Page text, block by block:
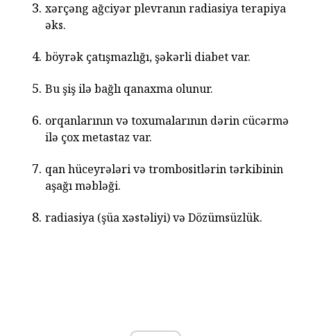
xərçəng ağciyər plevranın radiasiya terapiya
əks.
böyrək çatışmazlığı, şəkərli diabet var.
Bu şiş ilə bağlı qanaxma olunur.
orqanlarının və toxumalarının dərin cücərmə
ilə çox metastaz var.
qan hüceyrələri və trombositlərin tərkibinin
aşağı məbləği.
radiasiya (şüa xəstəliyi) və Dözümsüzlük.